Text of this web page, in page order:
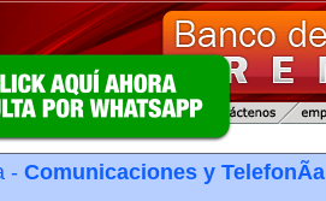
- Comunicaciones y TelefonÃ­a